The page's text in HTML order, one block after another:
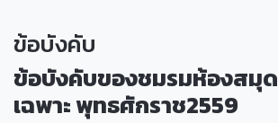
ข้อบังคับ
ข้อบังคับของชมรมห้องสมุด
เฉพาะพุทธศักราช2559